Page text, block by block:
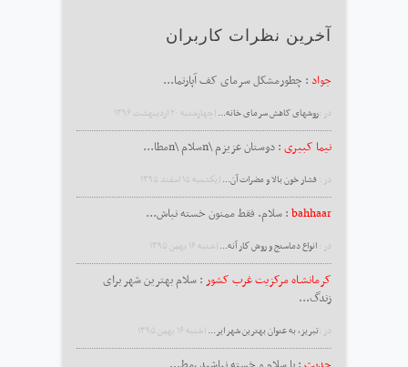
آخرین نظرات کاربران
جواد : چطورمشکل سرمای کف آپارتما...
در :روشهای کاهش سرمای خانه... |چهارشنبه ۲۰ ارديبهشت ۱۳۹۶
نیما کبیری: دوستان عزیزم \nسلام \nمطا...
در :فشار خون بالا و مضرات آن... |يكشنبه ۱۵ اسفند ۱۳۹۵
bahhaar: سلام. فقط ممنون خسته نباش...
در :انواع دماسنج و روش كار آنه... |شنبه ۱۶ بهمن ۱۳۹۵
کرمانشـاه مرکزیت غرب کشور: سلام بهترین شهر برای
زندگ...
در :تبریز، به عنوان بهترین شهر ایر... |شنبه ۱۶ بهمن ۱۳۹۵